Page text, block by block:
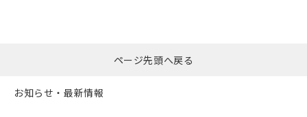
ページ先頭へ戻る
お知らせ・最新情報